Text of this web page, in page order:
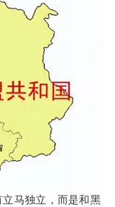
马独立，而是和黑